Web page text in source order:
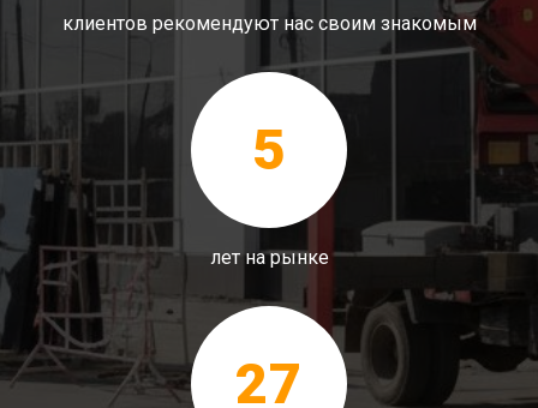
клиентов рекомендуют нас своим знакомым
5
лет на рынке
27